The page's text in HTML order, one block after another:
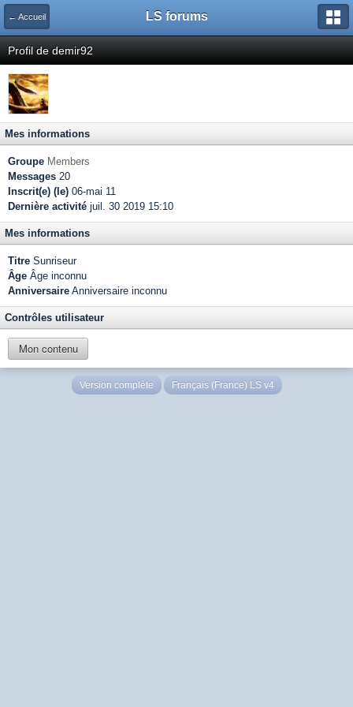
← Accueil LS forums
Profil de demir92
Mes informations
Groupe Members
Messages 20
Inscrit(e) (le) 06-mai 11
Dernière activité juil. 30 2019 15:10
Mes informations
Titre Sunriseur
Âge Âge inconnu
Anniversaire Anniversaire inconnu
Contrôles utilisateur
Mon contenu
Version complète Français (France) LS v4